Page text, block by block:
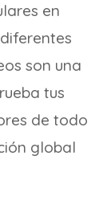
en
son una
tus
de todo
global